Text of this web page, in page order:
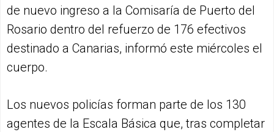
de nuevo ingreso a la Comisaría de Puerto del
Rosario dentro del refuerzo de 176 efectivos
destinado a Canarias, informó este miércoles el
cuerpo.
Los nuevos policías forman parte de los 130
agentes de la Escala Básica que, tras completar